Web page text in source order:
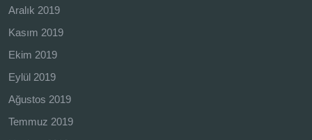
Aralık 2019
Kasım 2019
Ekim 2019
Eylül 2019
Ağustos 2019
Temmuz 2019